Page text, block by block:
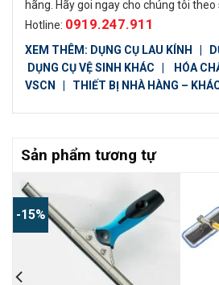
hãng. Hãy goi ngay cho chúng tôi theo
Hotline: 0919.247.911
XEM THÊM: DỤNG CỤ LAU KÍNH
DỤNG CỤ VỆ SINH KHÁC
HÓA
VSCN
THIẾT BỊ NHÀ HÀNG –
Sản phẩm tương tự
-15%